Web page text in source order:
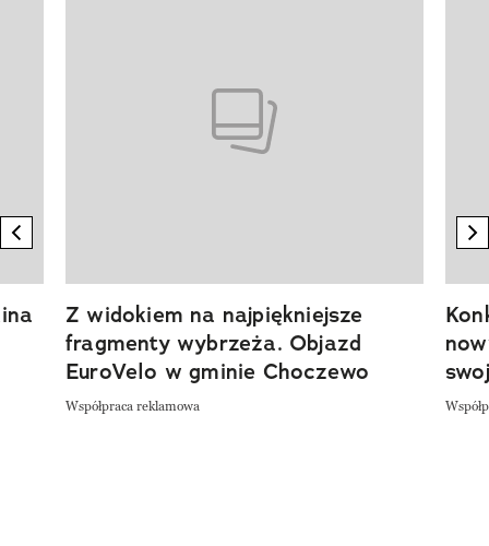
previous element
Z widokiem na najpiękniejsze
fragmenty wybrzeża. Objazd
EuroVelo w gminie Choczewo
Współpraca reklamowa